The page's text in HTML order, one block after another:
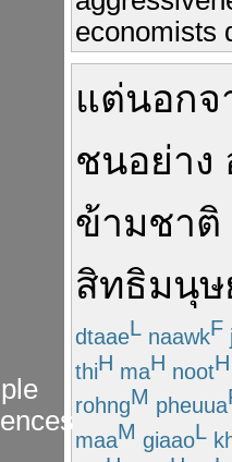
economists
แต่นอก
ชนอย่าง
ข้ามชาติ
สิทธิมนุ
dtaaeL naawkF
thiH maH nootH
rohngM pheuua
maaM giaaoL